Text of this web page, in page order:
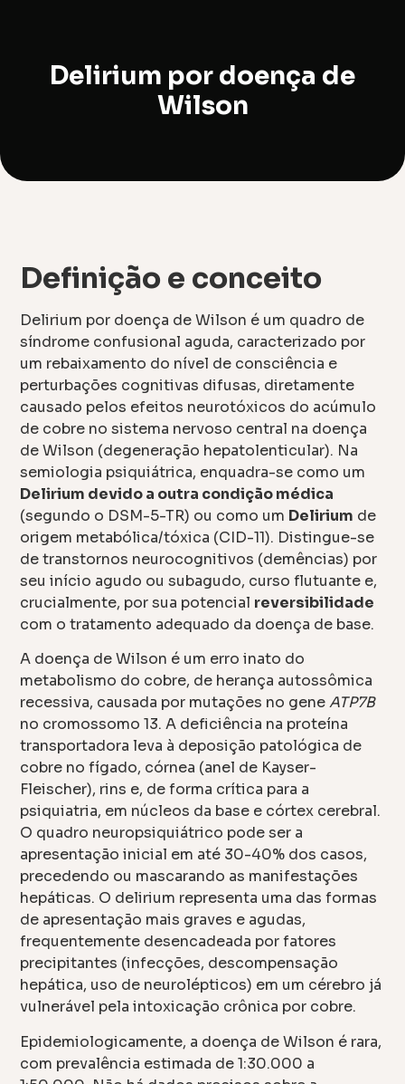
Delirium por doença de
Wilson
Definição e conceito
Delirium por doença de Wilson é um quadro de
síndrome confusional aguda, caracterizado por
um rebaixamento do nível de consciência e
perturbações cognitivas difusas, diretamente
causado pelos efeitos neurotóxicos do acúmulo
de cobre no sistema nervoso central na doença
de Wilson (degeneração hepatolenticular). Na
semiologia psiquiátrica, enquadra-se como um
Delirium devido a outra condição médica
(segundo o DSM-5-TR) ou como um Delirium de
origem metabólica/tóxica (CID-11). Distingue-se
de transtornos neurocognitivos (demências) por
seu início agudo ou subagudo, curso flutuante e,
crucialmente, por sua potencial reversibilidade
com o tratamento adequado da doença de base.
A doença de Wilson é um erro inato do
metabolismo do cobre, de herança autossômica
recessiva, causada por mutações no geneATP7B
no cromossomo 13. A deficiência na proteína
transportadora leva à deposição patológica de
cobre no fígado, córnea (anel de Kayser-
Fleischer), rins e, de forma crítica para a
psiquiatria, em núcleos da base e córtex cerebral.
O quadro neuropsiquiátrico pode ser a
apresentação inicial em até 30-40% dos casos,
precedendo ou mascarando as manifestações
hepáticas. O delirium representa uma das formas
de apresentação mais graves e agudas,
frequentemente desencadeada por fatores
precipitantes (infecções, descompensação
hepática, uso de neurolépticos) em um cérebro já
vulnerável pela intoxicação crônica por cobre.
Epidemiologicamente, a doença de Wilson é rara,
com prevalência estimada de 1:30.000 a